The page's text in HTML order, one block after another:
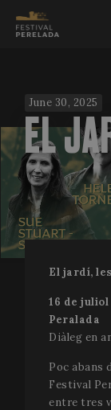
June 30, 2025
EL
El jardí,
16 de juliol
Peralada
Diàleg en
Poc abans
Festival
entre tres